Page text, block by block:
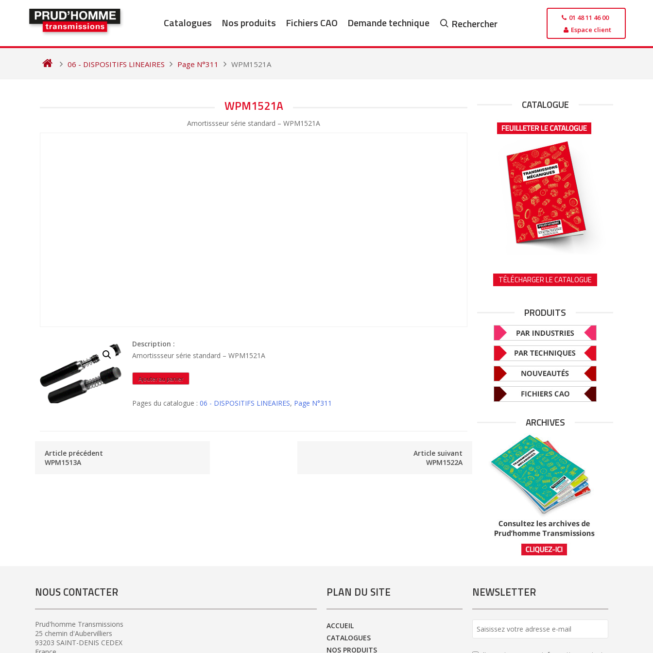
Catalogues Nos produits Fichiers CAO Demande technique Rechercher
01 48 11 46 00
Espace client
06 - DISPOSITIFS LINEAIRES Page N°311 WPM1521A
WPM1521A
Amortissseur série standard – WPM1521A
Description :
Amortissseur série standard – WPM1521A
quantité
de
Ajouter au panier
Pages du catalogue : 06 - DISPOSITIFS LINEAIRES, Page N°311
Article précédent
WPM1513A
Article suivant
WPM1522A
CATALOGUE
TÉLÉCHARGER LE CATALOGUE
PRODUITS
ARCHIVES
NOUS CONTACTER
Prud'homme Transmissions
25 chemin d'Aubervilliers
93203 SAINT-DENIS CEDEX
PLAN DU SITE
ACCUEIL
CATALOGUES
NOS PRODUITS
NEWSLETTER
URL *